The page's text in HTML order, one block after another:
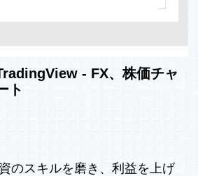
- FX、株価チャ
ト
のスキルを磨き、利益を上げ